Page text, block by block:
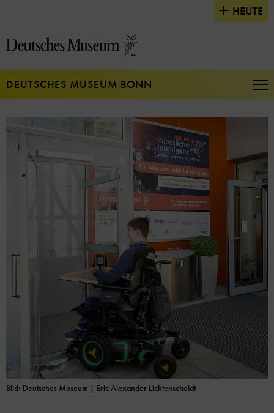
Seiteninhalt
springen
HEUTE
DEUTSCHES MUSEUM BONN
Bild: Deutsches Museum | Eric Alexander Lichtenscheidt